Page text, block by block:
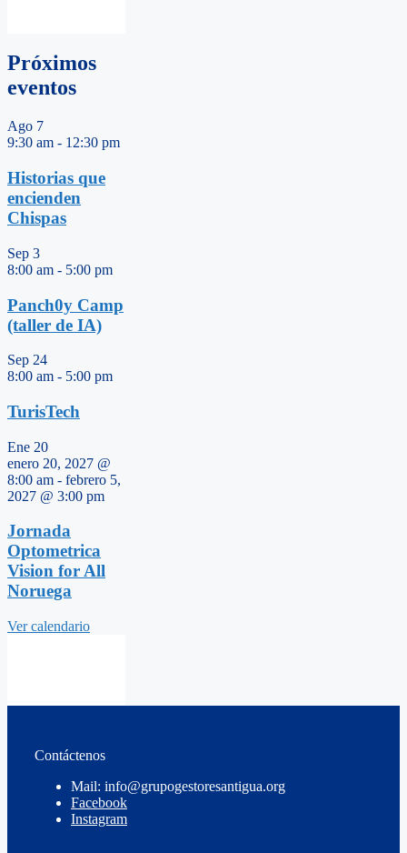
Próximos
eventos
Ago 7
9:30 am - 12:30 pm
Historias que
encienden
Chispas
Sep 3
8:00 am - 5:00 pm
Panch0y Camp
(taller de IA)
Sep 24
8:00 am - 5:00 pm
TurisTech
Ene 20
enero 20, 2027 @
8:00 am - febrero 5,
2027 @ 3:00 pm
Jornada
Optometrica
Vision for All
Noruega
Ver calendario
Contáctenos
Mail: info@grupogestoresantigua.org
Facebook
Instagram